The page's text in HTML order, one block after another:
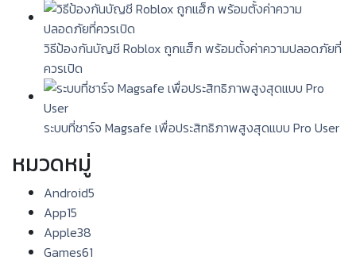
วิธีป้องกันบัญชี Roblox ถูกแฮ็ก พร้อมตั้งค่าความปลอดภัยที่
ควรเปิด
ระบบที่ชาร์จ Magsafe เพื่อประสิทธิภาพสูงสุดแบบ Pro User
หมวดหมู่
Android5
App15
Apple38
Games61